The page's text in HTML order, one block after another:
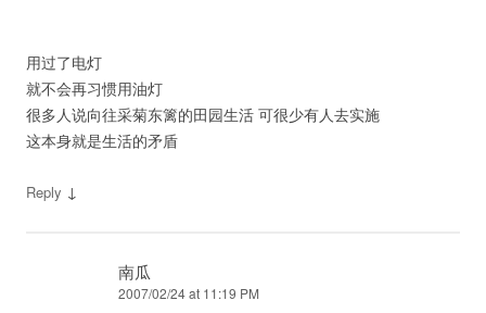
用过了电灯
就不会再习惯用油灯
很多人说向往采菊东篱的田园生活 可很少有人去实施
这本身就是生活的矛盾
Reply ↓
南瓜
2007/02/24 at 11:19 PM